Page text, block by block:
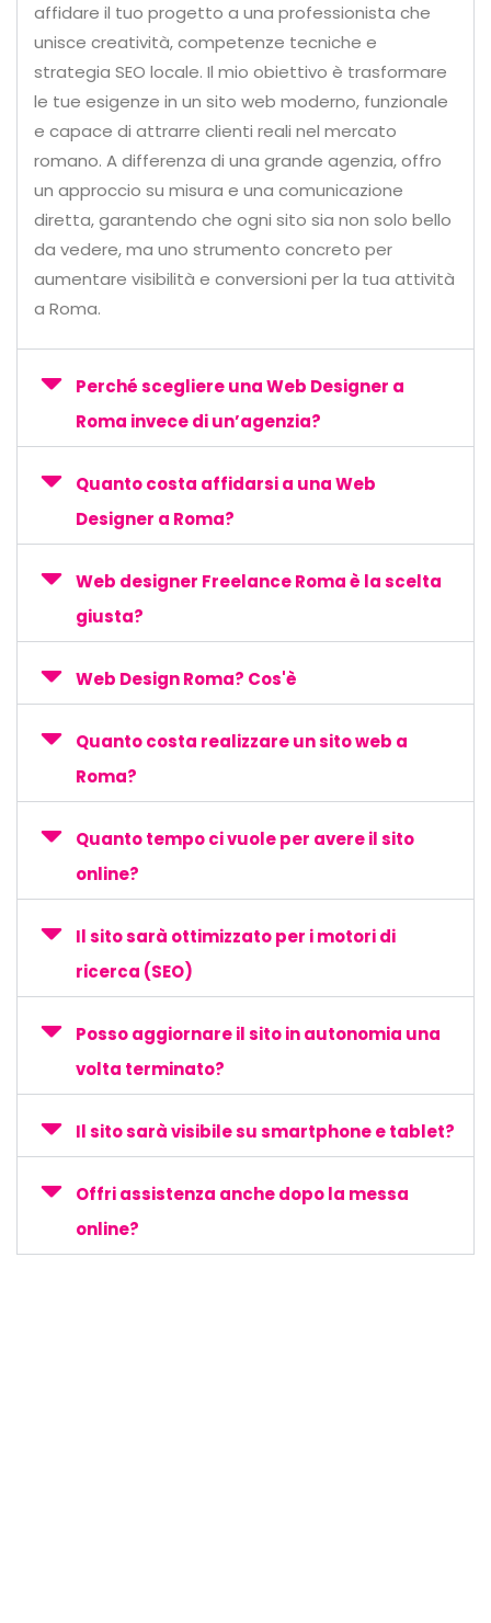
affidare il tuo progetto a una professionista che
unisce creatività, competenze tecniche e
strategia SEO locale. Il mio obiettivo è trasformare
le tue esigenze in un sito web moderno, funzionale
e capace di attrarre clienti reali nel mercato
romano. A differenza di una grande agenzia, offro
un approccio su misura e una comunicazione
diretta, garantendo che ogni sito sia non solo bello
da vedere, ma uno strumento concreto per
aumentare visibilità e conversioni per la tua attività
a Roma.
Perché scegliere una Web Designer a
Roma invece di un’agenzia?
Quanto costa affidarsi a una Web
Designer a Roma?
Web designer Freelance Roma è la scelta
giusta?
Web Design Roma? Cos'è
Quanto costa realizzare un sito web a
Roma?
Quanto tempo ci vuole per avere il sito
online?
Il sito sarà ottimizzato per i motori di
ricerca (SEO)
Posso aggiornare il sito in autonomia una
volta terminato?
Il sito sarà visibile su smartphone e tablet?
Offri assistenza anche dopo la messa
online?